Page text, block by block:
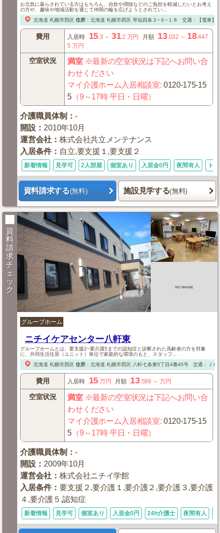
お元気に暮らされている方はもちろん、自炊や掃除などのご負担を軽減したいとお考え
の方や、趣味や地域活動を通じて仲間の輪を広げようとされてい...
北海道 札幌市西区 住所： 北海道 札幌市西区琴似四条２−６−１８ 交通：【電車】
費用 入居時 15 .3 ～ 31.2 万円 月額 13.032 ～ 18.447
5 万円
空室状況 満室※最新の空室状況は下記へお問い合
わせください
マイ介護ホーム入居相談室:0120-175-15
5 （9～17時 平日・日曜）
介護職員体制 ：-
開設 ： 2010年10月
運営会社 ：株式会社共立メンテナンス
入居条件： 自立,要支援１,要支援２
新着情報 見学可 2人部屋 個室あり 入居金0円 夜間有人 ト
資料請求する(無料) 施設見学する(無料)
資
料
請
求
チ
ェ
ッ
ク
グループホーム
ニチイケアセンター八軒東
グループホームとは、要支援2~要介護5までの認知症と診断された高齢者の方を対象
に、共同生活住居（ユニット）単位で家庭的な環境のもと、スタッフ...
北海道 札幌市西区 住所： 北海道 札幌市西区八軒七条東5丁目4番45号 交通：ＪＲ
費用 入居時 15 万円 月額 13.599 ～万円
空室状況 満室※最新の空室状況は下記へお問い合
わせください
マイ介護ホーム入居相談室:0120-175-15
5 （9～17時 平日・日曜）
介護職員体制 ：-
開設 ： 2009年10月
運営会社 ：株式会社ニチイ学館
入居条件：要支援２,要介護１,要介護２,要介護３,要介護
４,要介護５,認知症
新着情報 見学可 個室あり 入居金0円 24h介護士 夜間有人